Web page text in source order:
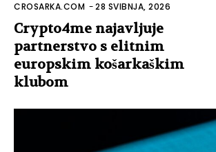
CROSARKA.COM -28 SVIBNJA, 2026
Crypto4me najavljuje
partnerstvo s elitnim
europskim košarkaškim
klubom